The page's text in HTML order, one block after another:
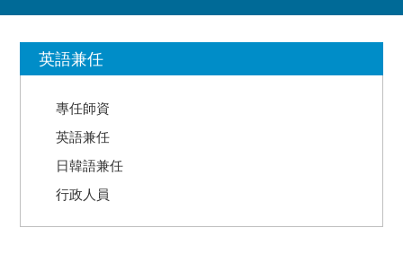
英語兼任
專任師資
英語兼任
日韓語兼任
行政人員